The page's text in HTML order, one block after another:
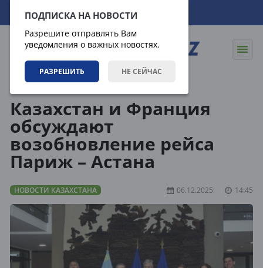
ПОДПИСКА НА НОВОСТИ
Разрешите отправлять Вам
уведомления о важных новостях.
РАЗРЕШИТЬ НЕ СЕЙЧАС
06.08.2026 20:16:57
Казахстан и Франция
обсуждают
возобновление рейса
Париж – Астана
НОВОСТИ КАЗАХСТАНА 06.12.2025 14:45